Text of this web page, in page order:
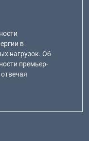
в
нагрузок. Об
премьер-